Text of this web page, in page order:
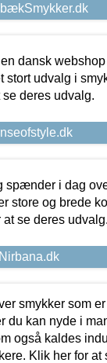
dansk
stort udvalg i
deres udvalg.
spænder i dag
store og brede
at se deres udvalg.
smykker som
du kan nyde i
også kaldes
Klik her for at